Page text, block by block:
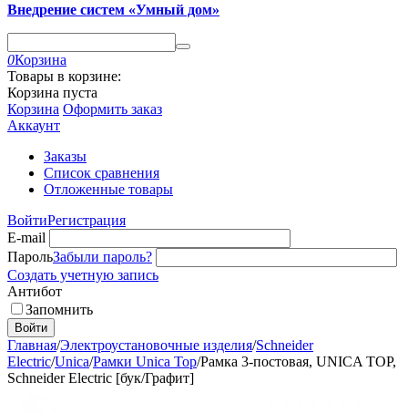
Внедрение систем «Умный дом»
0Корзина
Товары в корзине:
Корзина пуста
Корзина Оформить заказ
Аккаунт
Заказы
Список сравнения
Отложенные товары
ВойтиРегистрация
E-mail
ПарольЗабыли пароль?
Создать учетную запись
Антибот
Запомнить
Войти
Главная/Электроустановочные изделия/Schneider
Electric/Unica/Рамки Unica Top/Рамка 3-постовая, UNICA TOP,
Schneider Electric [бук/Графит]